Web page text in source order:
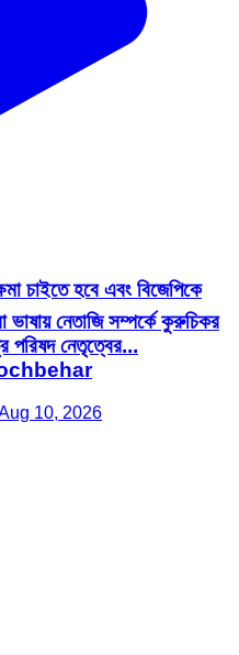
চাইতে হবে এবং বিজেপিকে
নেতাজি সম্পর্কে কুরুচিকর
পরিষদ নেতৃত্বের...
10, 2026